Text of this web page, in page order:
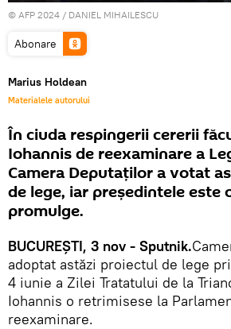
© AFP 2024 / DANIEL MIHAILESCU
Abonare
Marius Holdean
Materialele autorului
În ciuda respingerii cererii
Iohannis de reexaminare a
Camera Deputaților a votat
de lege, iar președintele este
promulge.
BUCUREȘTI, 3 nov - Sputnik.
adoptat astăzi proiectul de lege
4 iunie a Zilei Tratatului de la
Iohannis o retrimisese la
reexaminare.